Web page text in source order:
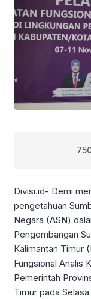
Divisi.id- Demi
pengetahuan
Negara (ASN)
Pengembangan
Kalimantan Timur
Fungsional Analis
Pemerintah
Timur pada